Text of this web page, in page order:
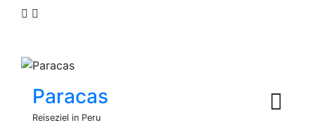
Paracas
Reiseziel in Peru